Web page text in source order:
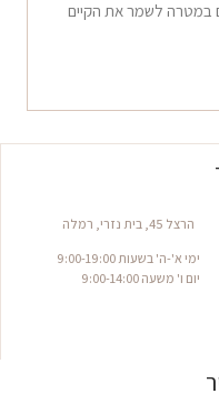
במטרה לשמר את הקיים
הרצל 45, בית נזרי, רמלה
ימי א'-ה' בשעות 9:00-19:00
יום ו' משעה 9:00-14:00